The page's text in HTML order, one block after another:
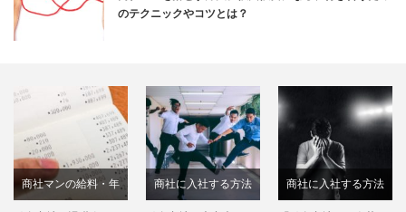
のテクニックやコツとは？
商社に入社する方法 商社に入社する方法 商社について